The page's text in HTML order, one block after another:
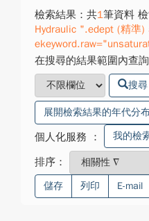
檢索結果：共1筆資料 檢
Hydraulic ".edept (精準)
在搜尋的結果範圍內查詢
搜尋
展開檢索結果的年代分
個人化服務 ： 我的檢
排序：
儲存 列印 E-mail